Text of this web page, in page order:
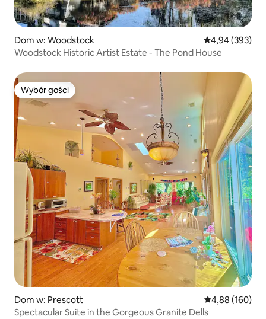
Dom w: Woodstock Średnia
4,94 (393)
Woodstock Historic Artist Estate - The Pond House
Wybór gości
Wybór gości
Dom w: Prescott Średnia
4,88 (160)
Spectacular Suite in the Gorgeous Granite Dells